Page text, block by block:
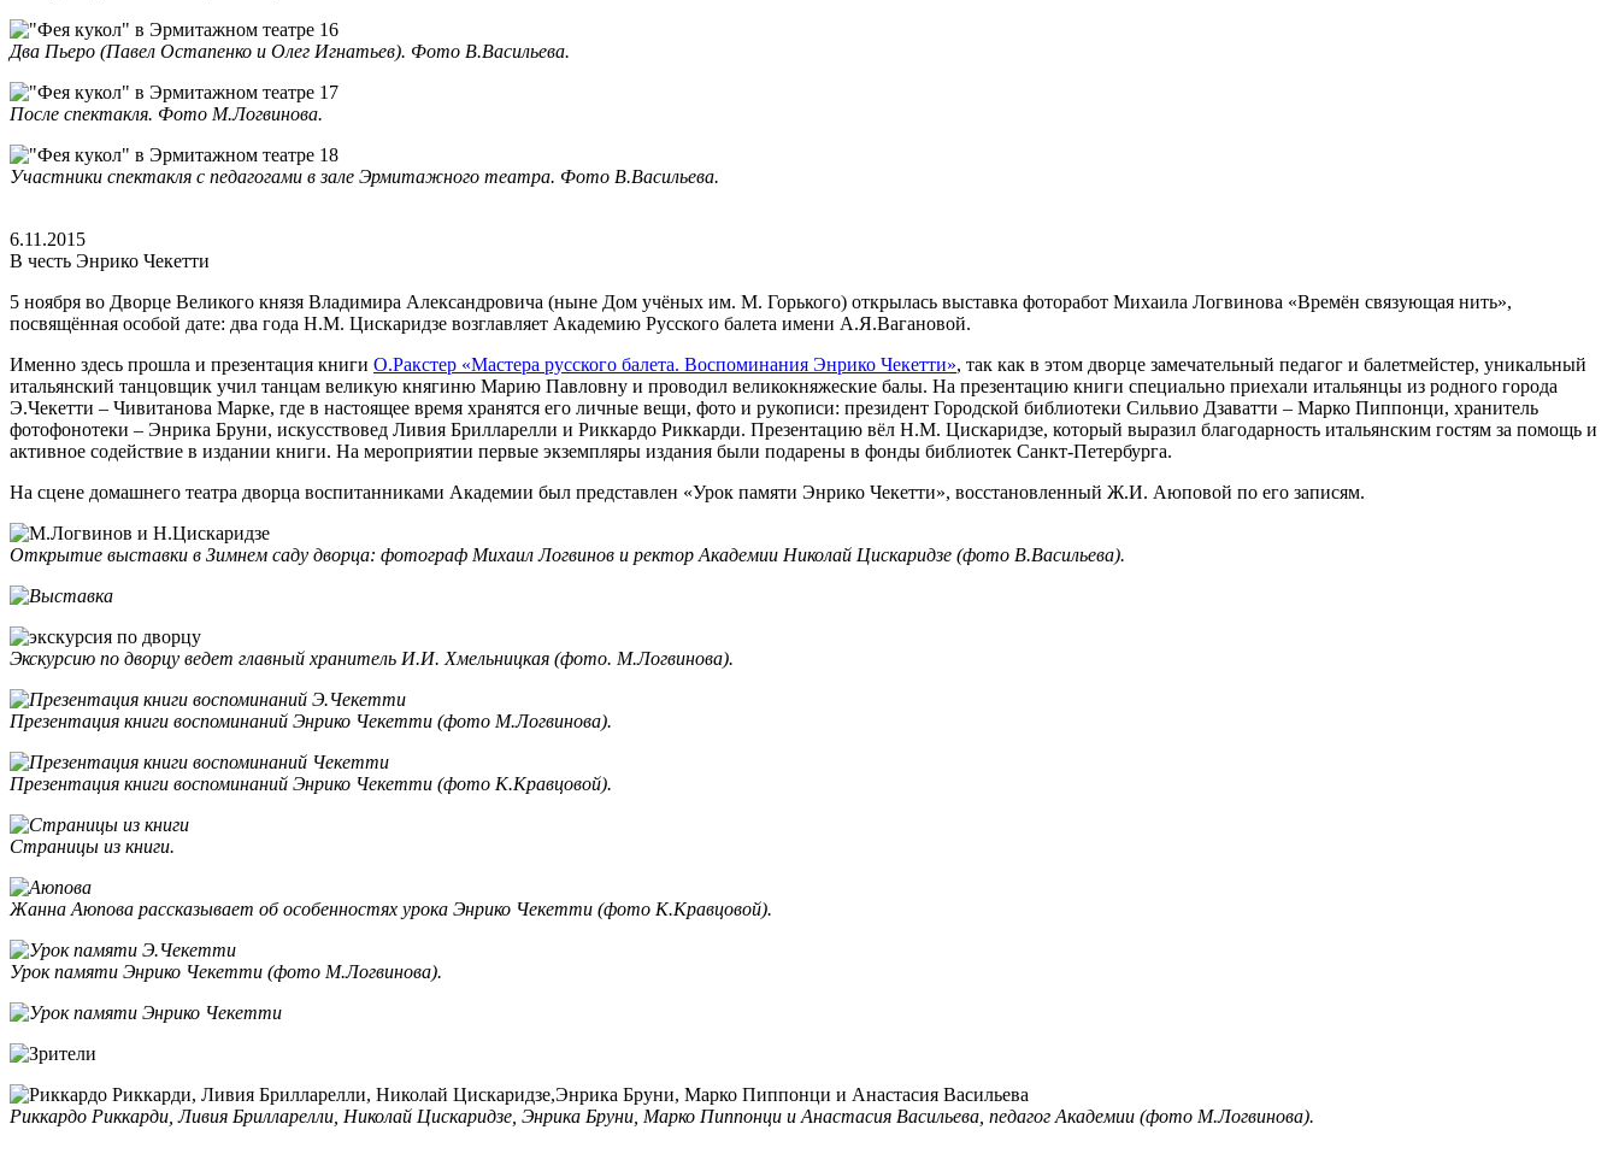
Два Пьеро (Павел Остапенко и Олег Игнатьев). Фото В.Васильева.
После спектакля. Фото М.Логвинова.
Участники спектакля с педагогами в зале Эрмитажного театра. Фото В.Васильева.
6.11.2015
В честь Энрико Чекетти
5 ноября во Дворце Великого князя Владимира Александровича (ныне Дом учёных им. М. Горького) открылась выставка фоторабот Михаила Логвинова «Времён связующая нить»,
посвящённая особой дате: два года Н.М. Цискаридзе возглавляет Академию Русского балета имени А.Я.Вагановой.
Именно здесь прошла и презентация книги О.Ракстер «Мастера русского балета. Воспоминания Энрико Чекетти», так как в этом дворце замечательный педагог и балетмейстер, уникальный
итальянский танцовщик учил танцам великую княгиню Марию Павловну и проводил великокняжеские балы. На презентацию книги специально приехали итальянцы из родного города
Э.Чекетти – Чивитанова Марке, где в настоящее время хранятся его личные вещи, фото и рукописи: президент Городской библиотеки Сильвио Дзаватти – Марко Пиппонци, хранитель
фотофонотеки – Энрика Бруни, искусствовед Ливия Брилларелли и Риккардо Риккарди. Презентацию вёл Н.М. Цискаридзе, который выразил благодарность итальянским гостям за помощь и
активное содействие в издании книги. На мероприятии первые экземпляры издания были подарены в фонды библиотек Санкт-Петербурга.
На сцене домашнего театра дворца воспитанниками Академии был представлен «Урок памяти Энрико Чекетти», восстановленный Ж.И. Аюповой по его записям.
Открытие выставки в Зимнем саду дворца: фотограф Михаил Логвинов и ректор Академии Николай Цискаридзе (фото В.Васильева).
Экскурсию по дворцу ведет главный хранитель И.И. Хмельницкая (фото. М.Логвинова).
Презентация книги воспоминаний Энрико Чекетти (фото М.Логвинова).
Презентация книги воспоминаний Энрико Чекетти (фото К.Кравцовой).
Страницы из книги.
Жанна Аюпова рассказывает об особенностях урока Энрико Чекетти (фото К.Кравцовой).
Урок памяти Энрико Чекетти (фото М.Логвинова).
Риккардо Риккарди, Ливия Брилларелли, Николай Цискаридзе, Энрика Бруни, Марко Пиппонци и Анастасия Васильева, педагог Академии (фото М.Логвинова).